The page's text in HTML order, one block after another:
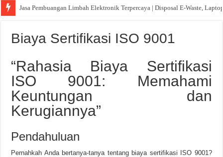
Jasa Pembuangan Limbah Elektronik Terpercaya | Disposal E-Waste,
Biaya Sertifikasi ISO 9001
“Rahasia Biaya Sertifikasi
ISO 9001: Memahami
Keuntungan dan
Kerugiannya”
Pendahuluan
Pernahkah Anda bertanya-tanya tentang biaya sertifikasi ISO 9001?